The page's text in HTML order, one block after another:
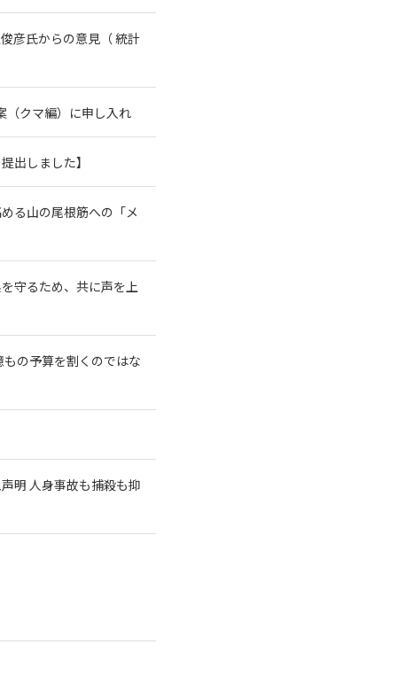
彦氏からの意見（ 統計
クマ編）に申し入れ
出しました】
る山の尾根筋への「メ
守るため、共に声を上
の予算を割くのではな
明 人身事故も捕殺も抑